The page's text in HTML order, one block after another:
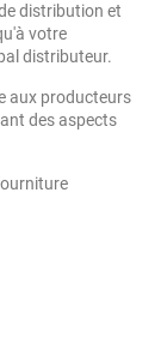
distribution et
votre
distributeur.
aux producteurs
des aspects